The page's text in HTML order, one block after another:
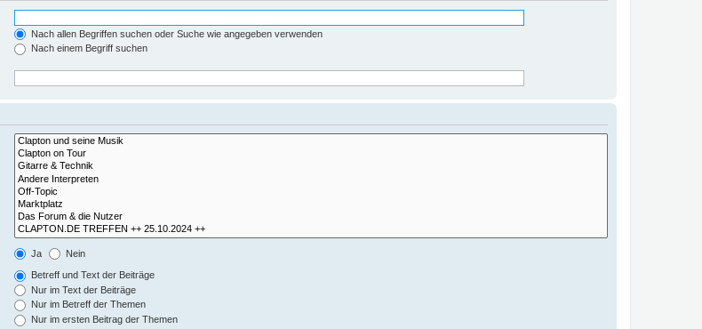
Nach allen Begriffen suchen oder Suche wie angegeben verwenden
Nach einem Begriff suchen
Ja Nein
Betreff und Text der Beiträge
Nur im Text der Beiträge
Nur im Betreff der Themen
Nur im ersten Beitrag der Themen